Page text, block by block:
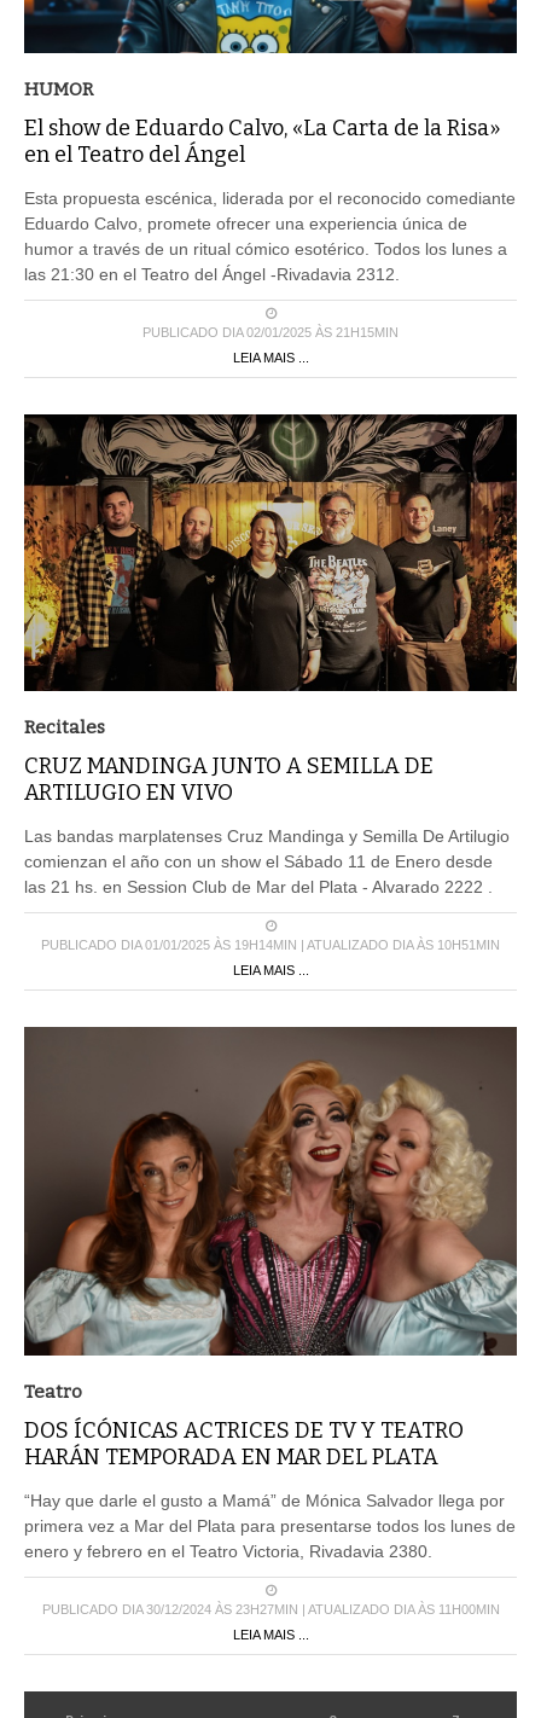
HUMOR
El show de Eduardo Calvo, «La Carta de la Risa»
en el Teatro del Ángel
Esta propuesta escénica, liderada por el reconocido comediante
Eduardo Calvo, promete ofrecer una experiencia única de
humor a través de un ritual cómico esotérico. Todos los lunes a
las 21:30 en el Teatro del Ángel -Rivadavia 2312.
PUBLICADO DIA 02/01/2025 ÀS 21H15MIN
LEIA MAIS ...
Recitales
CRUZ MANDINGA JUNTO A SEMILLA DE
ARTILUGIO EN VIVO
Las bandas marplatenses Cruz Mandinga y Semilla De Artilugio
comienzan el año con un show el Sábado 11 de Enero desde
las 21 hs. en Session Club de Mar del Plata - Alvarado 2222 .
PUBLICADO DIA 01/01/2025 ÀS 19H14MIN | ATUALIZADO DIA ÀS 10H51MIN
LEIA MAIS ...
Teatro
DOS ÍCÓNICAS ACTRICES DE TV Y TEATRO
HARÁN TEMPORADA EN MAR DEL PLATA
“Hay que darle el gusto a Mamá” de Mónica Salvador llega por
primera vez a Mar del Plata para presentarse todos los lunes de
enero y febrero en el Teatro Victoria, Rivadavia 2380.
PUBLICADO DIA 30/12/2024 ÀS 23H27MIN | ATUALIZADO DIA ÀS 11H00MIN
LEIA MAIS ...